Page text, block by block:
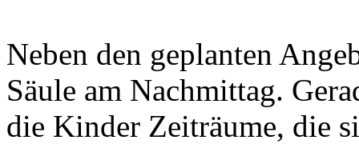
Neben den geplanten
Säule am Nachmittag.
die Kinder Zeiträume, die